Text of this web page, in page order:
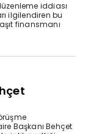
iddiası
ilgilendiren bu
finansmanı
Başkanı Behçet